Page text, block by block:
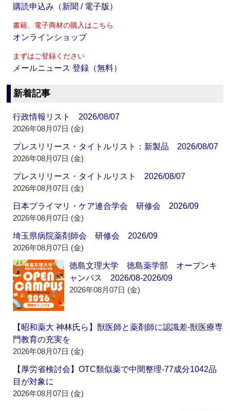
購読申込み（新聞 / 電子版）
書籍、電子商材の購入はこちら
オンラインショップ
まずはご登録ください
メールニュース 登録（無料）
新着記事
行政情報リスト 2026/08/07
2026年08月07日 (金)
プレスリリース・タイトルリスト：新製品 2026/08/07
2026年08月07日 (金)
プレスリリース・タイトルリスト 2026/08/07
2026年08月07日 (金)
日本プライマリ・ケア連合学会 研修会 2026/09
2026年08月07日 (金)
埼玉県病院薬剤師会 研修会 2026/09
2026年08月07日 (金)
徳島文理大学 徳島薬学部 オープンキ
ャンパス 2026/08-2026/09
2026年08月07日 (金)
【昭和薬大 神林氏ら】獣医師と薬剤師に認識差‐獣医療専
門教育の充実を
2026年08月07日 (金)
【厚労省検討会】OTC類似薬で中間整理‐77成分1042品
目が対象に
2026年08月07日 (金)